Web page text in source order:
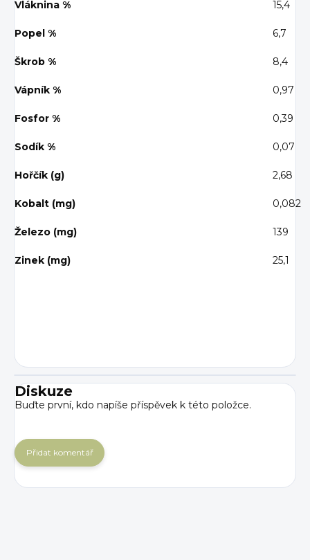
Vláknina % 15,4
Popel % 6,7
Škrob % 8,4
Vápník % 0,97
Fosfor % 0,39
Sodík % 0,07
Hořčík (g) 2,68
Kobalt (mg) 0,082
Železo (mg) 139
Zinek (mg) 25,1
Diskuze
Buďte první, kdo napíše příspěvek k této položce.
Přidat komentář